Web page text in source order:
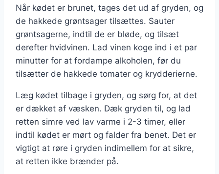
Når kødet er brunet, tages det ud af gryden, og
de hakkede grøntsager tilsættes. Sauter
grøntsagerne, indtil de er bløde, og tilsæt
derefter hvidvinen. Lad vinen koge ind i et par
minutter for at fordampe alkoholen, før du
tilsætter de hakkede tomater og krydderierne.
Læg kødet tilbage i gryden, og sørg for, at det
er dækket af væsken. Dæk gryden til, og lad
retten simre ved lav varme i 2-3 timer, eller
indtil kødet er mørt og falder fra benet. Det er
vigtigt at røre i gryden indimellem for at sikre,
at retten ikke brænder på.